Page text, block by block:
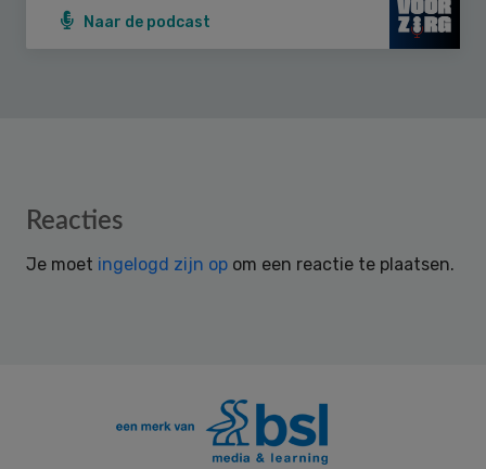
Naar de podcast
Reader
Reacties
Je moet ingelogd zijn op om een reactie te plaatsen.